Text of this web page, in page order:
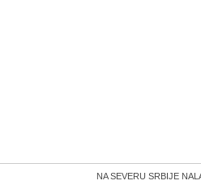
NA SEVERU SRBIJE